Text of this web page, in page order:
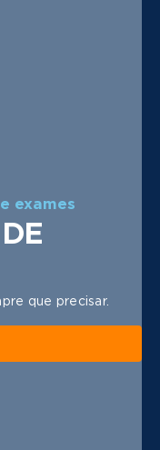
exames
que precisar.